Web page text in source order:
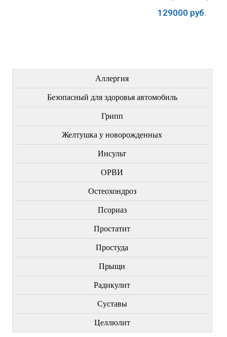
129000 руб.
Аллергия
Безопасный для здоровья автомобиль
Грипп
Желтушка у новорожденных
Инсульт
ОРВИ
Остеохондроз
Пcориаз
Простатит
Простуда
Прыщи
Радикулит
Суставы
Целлюлит